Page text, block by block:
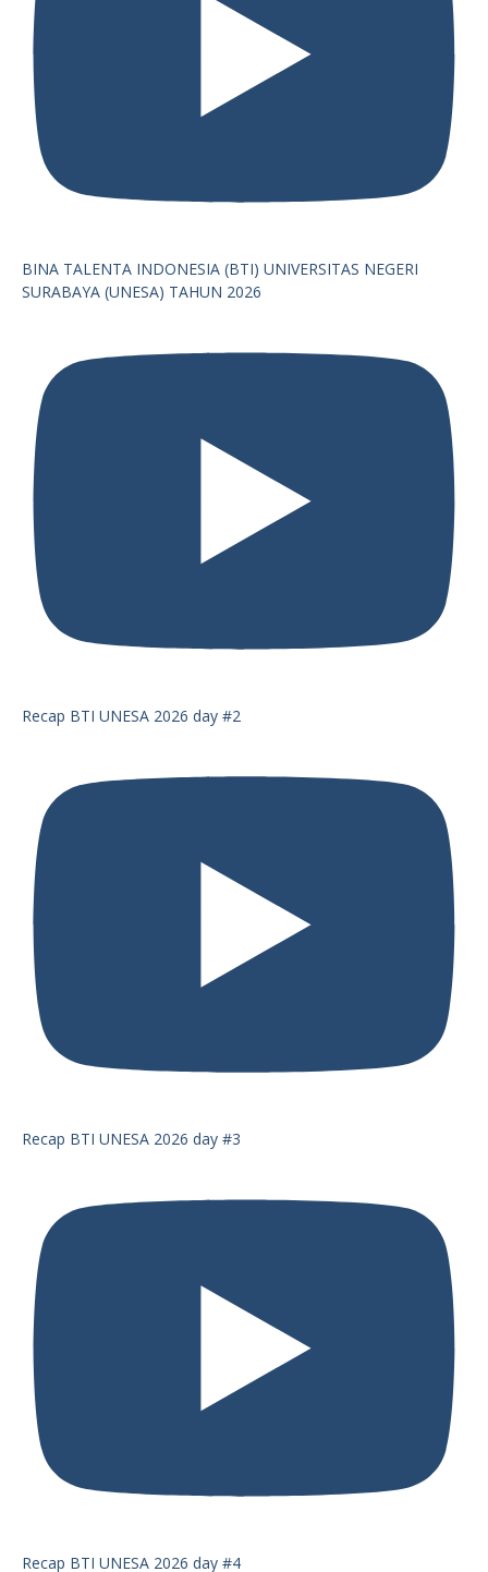
BINA TALENTA INDONESIA (BTI) UNIVERSITAS NEGERI
SURABAYA (UNESA) TAHUN 2026
Recap BTI UNESA 2026 day #2
Recap BTI UNESA 2026 day #3
Recap BTI UNESA 2026 day #4